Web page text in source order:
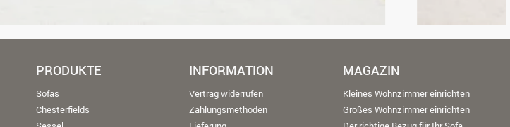
PRODUKTE
Sofas
Chesterfields
INFORMATION
Vertrag widerrufen
Zahlungsmethoden
MAGAZIN
Kleines Wohnzimmer einrichten
Großes Wohnzimmer einrichten